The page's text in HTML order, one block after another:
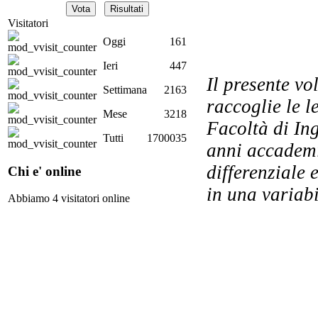
Visitatori
Oggi
161
Ieri
447
Settimana
2163
Mese
3218
Tutti
1700035
Chi e' online
Abbiamo 4 visitatori online
Il presente
raccoglie le
Facoltà di
anni
differenziale
in una